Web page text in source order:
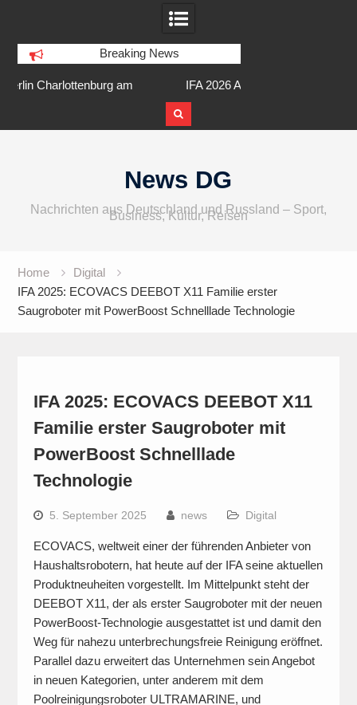
Breaking News
IFA 2026 Audio wird größer,
internationaler und vielfältiger
News DG
Nachrichten aus Deutschland und Russland – Sport,
Business, Kultur, Reisen
Home
Digital
IFA 2025: ECOVACS DEEBOT X11 Familie erster
Saugroboter mit PowerBoost Schnelllade Technologie
IFA 2025: ECOVACS DEEBOT X11
Familie erster Saugroboter mit
PowerBoost Schnelllade
Technologie
5. September 2025 news Digital
ECOVACS, weltweit einer der führenden Anbieter von
Haushaltsrobotern, hat heute auf der IFA seine aktuellen
Produktneuheiten vorgestellt. Im Mittelpunkt steht der
DEEBOT X11, der als erster Saugroboter mit der neuen
PowerBoost-Technologie ausgestattet ist und damit den
Weg für nahezu unterbrechungsfreie Reinigung eröffnet.
Parallel dazu erweitert das Unternehmen sein Angebot
in neuen Kategorien, unter anderem mit dem
Poolreinigungsroboter ULTRAMARINE, und